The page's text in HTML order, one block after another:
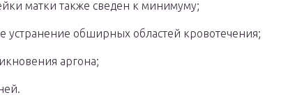
матки также сведен к минимуму;
устранение обширных областей кровотечения;
аргона;